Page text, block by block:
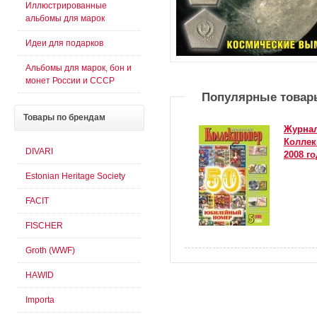
Популярные
2008
Иллюстрированные
альбомы для марок
Идеи для подарков
Альбомы для марок, бон и
монет России и СССР
Товары по брендам
DIVARI
Estonian Heritage Society
FACIT
FISCHER
Groth (WWF)
HAWID
Importa